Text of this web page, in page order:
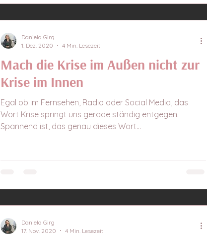
Mach die Krise im Außen nicht zur
Krise im Innen
Egal ob im Fernsehen, Radio oder Social Media, das
Wort Krise springt uns gerade ständig entgegen.
Spannend ist, das genau dieses Wort...
Daniela Girg
1. Dez. 2020
4 Min. Lesezeit
Daniela Girg
17. Nov. 2020
4 Min. Lesezeit